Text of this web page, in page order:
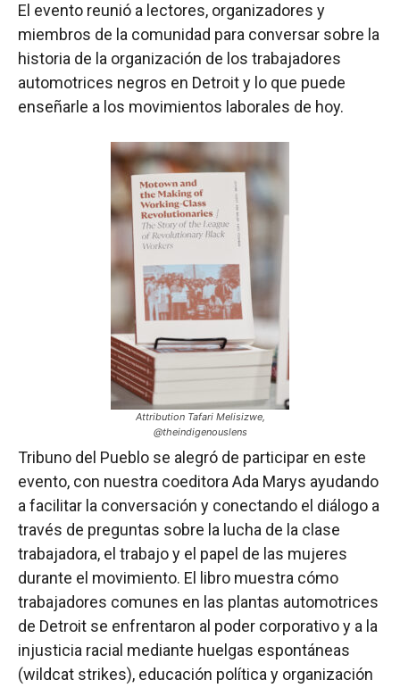
El evento reunió a lectores, organizadores y
miembros de la comunidad para conversar sobre la
historia de la organización de los trabajadores
automotrices negros en Detroit y lo que puede
enseñarle a los movimientos laborales de hoy.
Attribution Tafari Melisizwe,
@theindigenouslens
Tribuno del Pueblo se alegró de participar en este
evento, con nuestra coeditora Ada Marys ayudando
a facilitar la conversación y conectando el diálogo a
través de preguntas sobre la lucha de la clase
trabajadora, el trabajo y el papel de las mujeres
durante el movimiento. El libro muestra cómo
trabajadores comunes en las plantas automotrices
de Detroit se enfrentaron al poder corporativo y a la
injusticia racial mediante huelgas espontáneas
(wildcat strikes), educación política y organización